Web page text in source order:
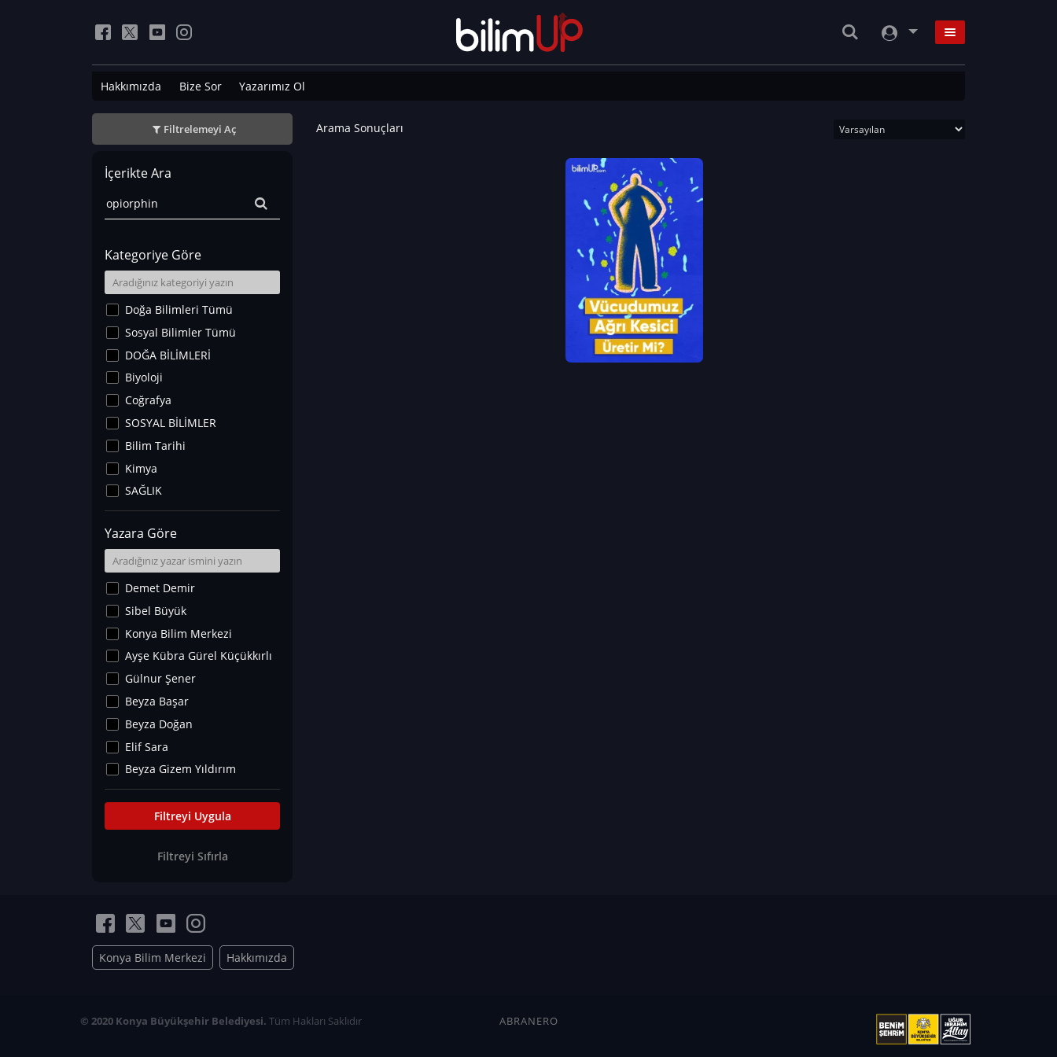
Hakkımızda Bize Sor Yazarımız Ol
Filtrelemeyi Aç
İçerikte Ara
Kategoriye Göre
Doğa Bilimleri Tümü
Sosyal Bilimler Tümü
DOĞA BİLİMLERİ
Biyoloji
Coğrafya
SOSYAL BİLİMLER
Bilim Tarihi
Kimya
SAĞLIK
Sanat Tarihi
Fizik
Yer Bilimleri
Astronomi ve Uzay
Noroloji
Matematik
Teknoloji
İklim Değişikliği
Arkeoloji
Kültür&Sanat
Yaşam Tavsiyeleri
Merakoloji
Eğitim Bilimleri
Yazara Göre
Demet Demir
Sibel Büyük
Konya Bilim Merkezi
Ayşe Kübra Gürel Küçükkırlı
Gülnur Şener
Beyza Başar
Beyza Doğan
Elif Sara
Beyza Gizem Yıldırım
İlknur İyigökler
Büşra Elif Kıvrak
Can TORUN
Elif Sara
Ayşe Edanur Başer
Gözde Düriye Alkan
Ceren Eda Erol
Filtreyi Uygula
Filtreyi Sıfırla
Arama Sonuçları
Konya Bilim Merkezi Hakkımızda
© 2020 Konya Büyükşehir Belediyesi. Tüm Hakları Saklıdır ABRANERO